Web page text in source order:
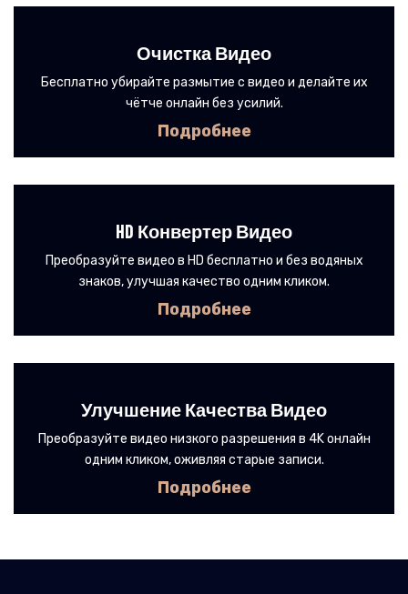
Очистка Видео
Бесплатно убирайте размытие с видео и делайте их
чётче онлайн без усилий.
Подробнее
HD Конвертер Видео
Преобразуйте видео в HD бесплатно и без водяных
знаков, улучшая качество одним кликом.
Подробнее
Улучшение Качества Видео
Преобразуйте видео низкого разрешения в 4K онлайн
одним кликом, оживляя старые записи.
Подробнее